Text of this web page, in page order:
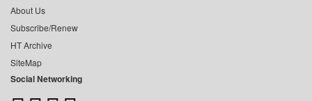
About Us
Subscribe/Renew
HT Archive
SiteMap
Social Networking